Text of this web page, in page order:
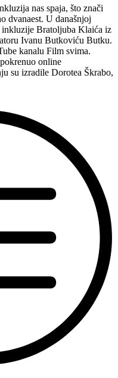
nas spaja, što znači
dvanaest. U današnjoj
inkluzije Bratoljuba Klaića iz
Ivanu Butkoviću Butku.
kanalu Film svima.
online
su izradile Dorotea Škrabo,